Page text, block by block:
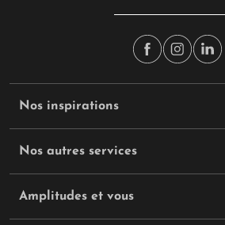
Nos inspirations
Nos autres services
Amplitudes et vous